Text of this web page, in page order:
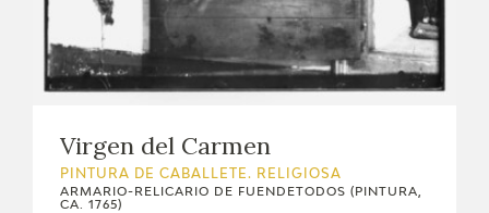
Virgen del Carmen
PINTURA DE CABALLETE. RELIGIOSA
ARMARIO-RELICARIO DE FUENDETODOS (PINTURA,
CA. 1765)